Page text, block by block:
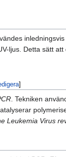
ljus. Detta sätt
]
. Tekniken
Leukemia Virus